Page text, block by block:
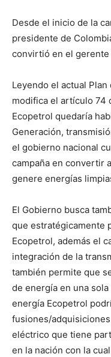
Desde el inicio de la
presidente de
convirtió en el gerente
Leyendo el actual
modifica el artículo 74
Ecopetrol quedaría
Generación,
el gobierno nacional
campaña en convertir
genere energías
El Gobierno busca
que estratégicamente
Ecopetrol, además el
integración de la
también permite que
de energía en una
energía Ecopetrol
fusiones/
eléctrico que tiene
en la nación con la